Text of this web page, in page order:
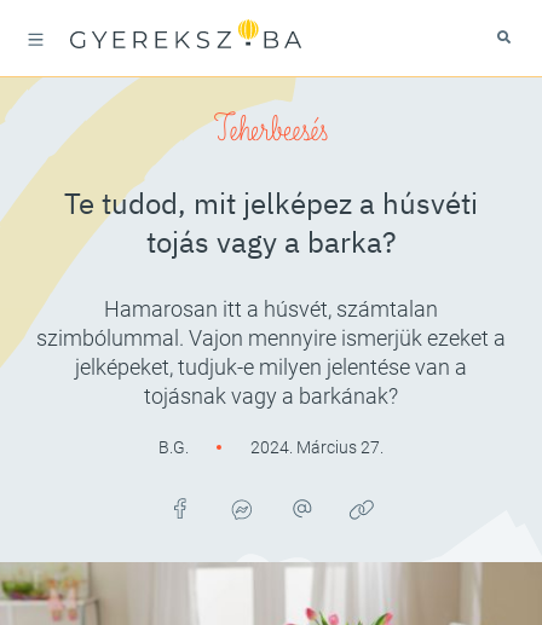
Teherbeesés
Te tudod, mit jelképez a húsvéti
tojás vagy a barka?
Hamarosan itt a húsvét, számtalan
szimbólummal. Vajon mennyire ismerjük ezeket a
jelképeket, tudjuk-e milyen jelentése van a
tojásnak vagy a barkának?
B.G. 2024. Március 27.